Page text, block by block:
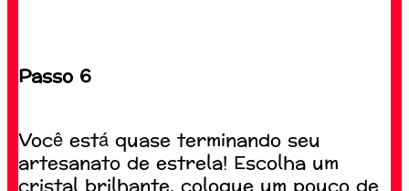
Passo 6
Você está quase terminando seu
artesanato de estrela! Escolha um